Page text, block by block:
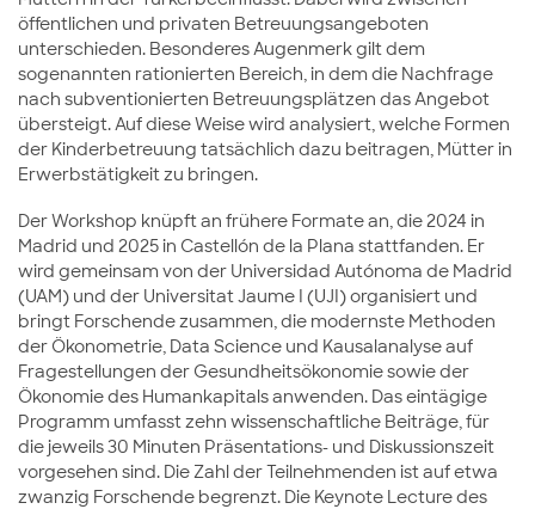
öffentlichen und privaten Betreuungsangeboten
unterschieden. Besonderes Augenmerk gilt dem
sogenannten rationierten Bereich, in dem die Nachfrage
nach subventionierten Betreuungsplätzen das Angebot
übersteigt. Auf diese Weise wird analysiert, welche Formen
der Kinderbetreuung tatsächlich dazu beitragen, Mütter in
Erwerbstätigkeit zu bringen.
Der Workshop knüpft an frühere Formate an, die 2024 in
Madrid und 2025 in Castellón de la Plana stattfanden. Er
wird gemeinsam von der Universidad Autónoma de Madrid
(UAM) und der Universitat Jaume I (UJI) organisiert und
bringt Forschende zusammen, die modernste Methoden
der Ökonometrie, Data Science und Kausalanalyse auf
Fragestellungen der Gesundheitsökonomie sowie der
Ökonomie des Humankapitals anwenden. Das eintägige
Programm umfasst zehn wissenschaftliche Beiträge, für
die jeweils 30 Minuten Präsentations- und Diskussionszeit
vorgesehen sind. Die Zahl der Teilnehmenden ist auf etwa
zwanzig Forschende begrenzt. Die Keynote Lecture des